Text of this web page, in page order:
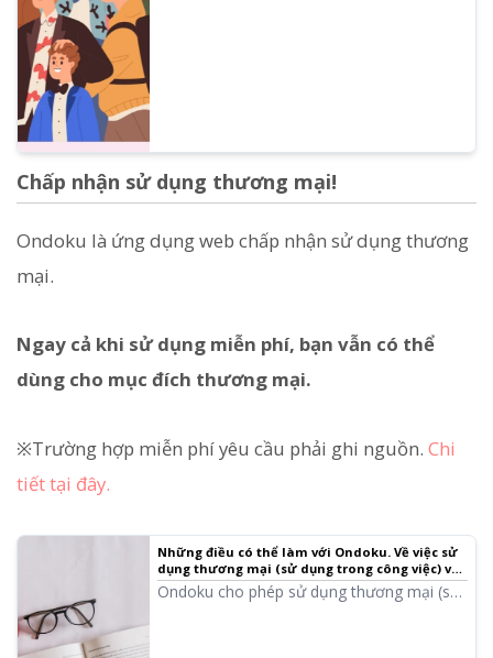
Chấp nhận sử dụng thương mại!
Ondoku là ứng dụng web chấp nhận sử dụng thương
mại.
Ngay cả khi sử dụng miễn phí, bạn vẫn có thể
dùng cho mục đích thương mại.
※Trường hợp miễn phí yêu cầu phải ghi nguồn. Chi
tiết tại đây.
Những điều có thể làm với Ondoku. Về việc sử
dụng thương mại (sử dụng trong công việc) và
các điều cấm.
Ondoku cho phép sử dụng thương mại (sử